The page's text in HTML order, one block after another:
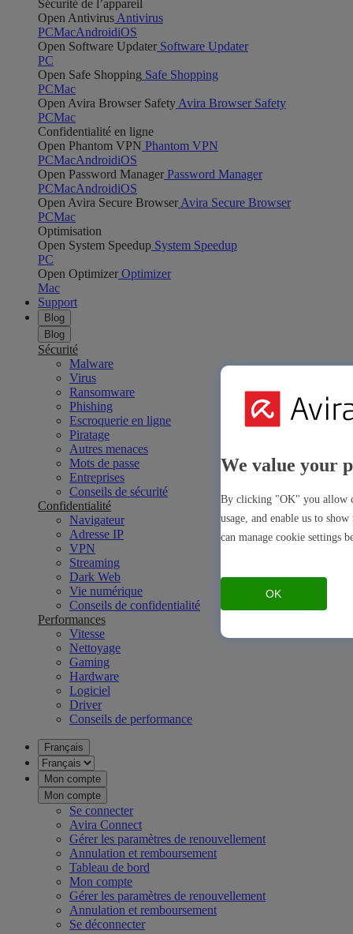
Sécurité de l’appareil
Open Antivirus Antivirus
PCMacAndroidiOS
Open Software Updater Software Updater
PC
Open Safe Shopping Safe Shopping
PCMac
Open Avira Browser Safety Avira Browser Safety
PCMac
Confidentialité en ligne
Open Phantom VPN Phantom VPN
PCMacAndroidiOS
Open Password Manager Password Manager
PCMacAndroidiOS
Open Avira Secure Browser Avira Secure Browser
PCMac
Optimisation
Open System Speedup System Speedup
PC
Open Optimizer Optimizer
Mac
Support
Blog
Blog
Sécurité
Malware
Virus
Ransomware
Phishing
Escroquerie en ligne
Piratage
Autres menaces
Mots de passe
Entreprises
Conseils de sécurité
Confidentialité
Navigateur
Adresse IP
VPN
Streaming
Dark Web
Vie numérique
Conseils de confidentialité
Performances
Vitesse
Nettoyage
Gaming
Hardware
Logiciel
Driver
Conseils de performance
Français
Mon compte
Mon compte
Se connecter
Avira Connect
Gérer les paramètres de renouvellement
Annulation et remboursement
Tableau de bord
Mon compte
Gérer les paramètres de renouvellement
Annulation et remboursement
Se déconnecter
We value your
By clicking "OK" you allow
usage, and enable us to
can manage cookie settings
OK